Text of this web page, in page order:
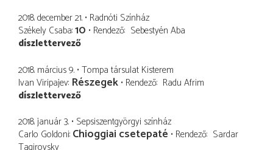
2018. december 21. Radnóti Színház
Székely Csaba 10 Rendező Sebestyén Aba
díszlettervező
2018. március 9. Tompa társulat Kisterem
Ivan Viripajev Részegek Rendező Radu Afrim
díszlettervező
2018. január 3. Sepsiszentgyörgyi színház
Carlo Goldoni Chioggiai csetepaté Rendező Sardar